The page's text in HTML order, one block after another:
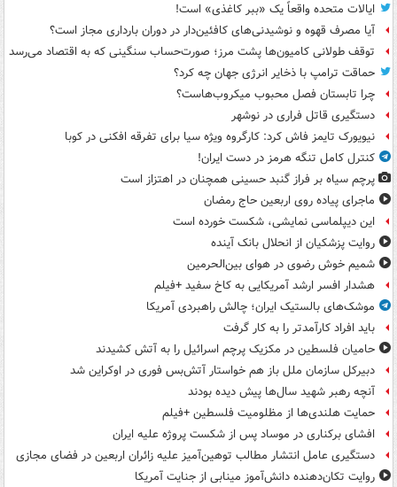
ایالات متحده واقعاً یک «ببر کاغذی» است!
آیا مصرف قهوه و نوشیدنی‌های کافئین‌دار در دوران بارداری مجاز است؟
توقف طولانی کامیون‌ها پشت مرز؛ صورت‌حساب سنگینی که به اقتصاد می‌رسد
حماقت ترامپ با ذخایر انرژی جهان چه کرد؟
چرا تابستان فصل محبوب میکروب‌هاست؟
دستگیری قاتل فراری در نوشهر
نیویورک تایمز فاش کرد: کارگروه ویژه سیا برای تفرقه افکنی در کوبا
کنترل کامل تنگه هرمز در دست ایران!
پرچم سیاه بر فراز گنبد حسینی همچنان در اهتزاز است
ماجرای پیاده روی اربعین حاج رمضان
این دیپلماسی نمایشی، شکست خورده است
روایت پزشکیان از انحلال بانک آینده
شمیم خوش رضوی در هوای بین‌الحرمین
هشدار افسر ارشد آمریکایی به کاخ سفید +فیلم
موشک‌های بالستیک ایران؛ چالش راهبردی آمریکا
باید افراد کارآمدتر را به کار گرفت
حامیان فلسطین در مکزیک پرچم اسرائیل را به آتش کشیدند
دبیرکل سازمان ملل باز هم خواستار آتش‌بس فوری در اوکراین شد
آنچه رهبر شهید سال‌ها پیش دیده بودند
حمایت هلندی‌ها از مظلومیت فلسطین +فیلم
افشای برکناری در موساد پس از شکست پروژه علیه ایران
دستگیری عامل انتشار مطالب توهین‌آمیز علیه زائران اربعین در فضای مجازی
روایت تکان‌دهنده دانش‌آموز مینابی از جنایت آمریکا